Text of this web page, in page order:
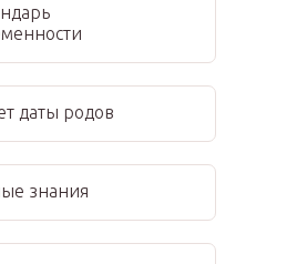
даты родов
знания